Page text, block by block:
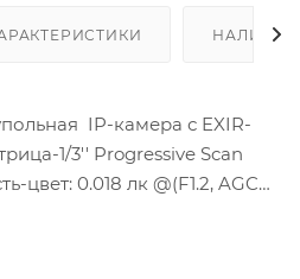
НАЛИЧИЕ
IP-камера с EXIR-
1/3'' Progressive Scan
цвет: 0.018 лк @(F1.2, AGC